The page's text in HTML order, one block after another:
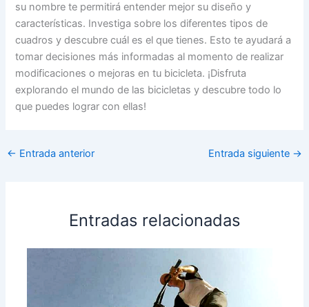
su nombre te permitirá entender mejor su diseño y
características. Investiga sobre los diferentes tipos de
cuadros y descubre cuál es el que tienes. Esto te ayudará a
tomar decisiones más informadas al momento de realizar
modificaciones o mejoras en tu bicicleta. ¡Disfruta
explorando el mundo de las bicicletas y descubre todo lo
que puedes lograr con ellas!
← Entrada anterior Entrada siguiente →
Entradas relacionadas